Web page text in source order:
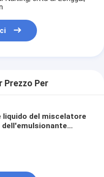
Prezzo Per
liquido del miscelatore
dell'emulsionante